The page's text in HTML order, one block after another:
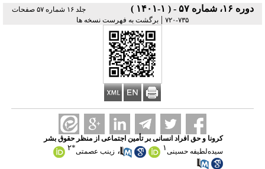
دوره ۱۶، شماره ۵۷ - ( ۱-۱۴۰۱ )
جلد ۱۶ شماره ۵۷ صفحات
۷۳۵-۷۲۰
| برگشت به فهرست نسخه ها
کرونا و حق افراد انسانی بر تأمین اجتماعی از منظر حقوق بشر
سیده‌لطیفه حسینی۱ ، زینب عصمتی*۲